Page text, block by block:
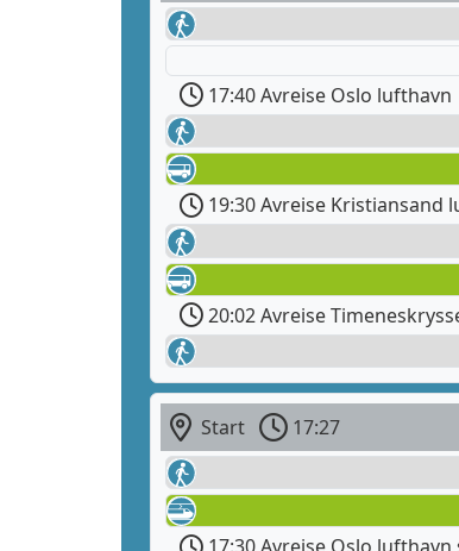
17:40 Avreise Oslo lufthavn
19:30 Avreise Kristiansand
20:02 Avreise
Start 17:27